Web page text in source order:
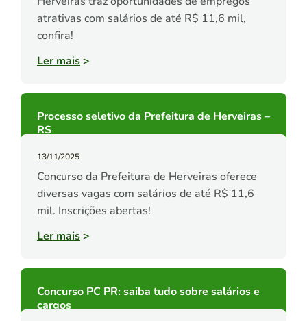
atrativas com salários de até R$ 11,6 mil,
confira!
Ler mais>
Processo seletivo da Prefeitura de Herveiras –
RS
13/11/2025
Concurso da Prefeitura de Herveiras oferece
diversas vagas com salários de até R$ 11,6
mil. Inscrições abertas!
Ler mais>
Concurso PC PR: saiba tudo sobre salários e
cargos